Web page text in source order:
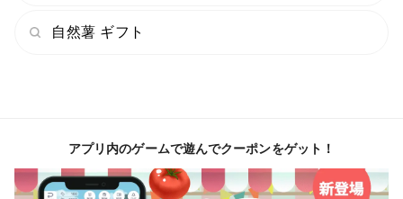
自然薯 ギフト
アプリ内のゲームで遊んでクーポンをゲット！